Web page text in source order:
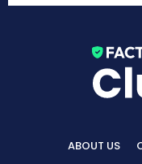
ABOUT US